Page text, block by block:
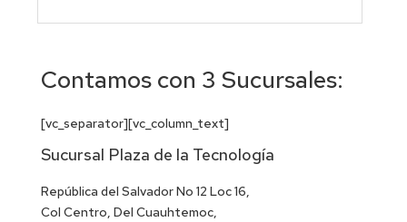
Contamos con 3 Sucursales:
[vc_separator][vc_column_text]
Sucursal Plaza de la Tecnología
República del Salvador No 12 Loc 16,
Col Centro, Del Cuauhtemoc,